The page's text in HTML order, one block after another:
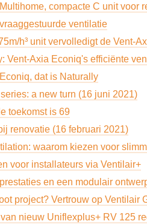
compacte C unit voor
ventilatie
h³ unit vervolledigt de Vent-
Vent-Axia Econiq's efficiënte
dat is Naturally
a new turn (16 juni 2021)
toekomst is 69
renovatie (16 februari 2021)
waarom kiezen voor
voor installateurs via Ventilair+
en een modulair
project? Vertrouw op Ventilair
nieuw Uniflexplus+ RV 125